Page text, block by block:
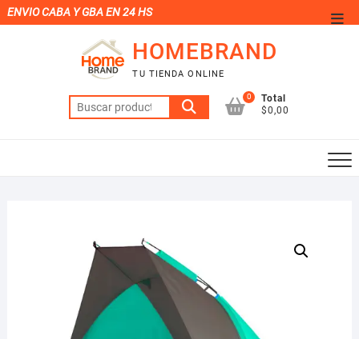
Saltar
al
ENVIO CABA Y GBA EN 24 HS
HOMEBRAND
TU TIENDA ONLINE
Buscar
por:
0
Total
$0,00